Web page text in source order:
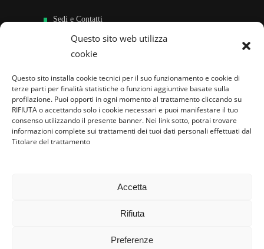
Questo sito web utilizza
cookie
Questo sito installa cookie tecnici per il suo funzionamento e cookie di
terze parti per finalità statistiche o funzioni aggiuntive basate sulla
profilazione. Puoi opporti in ogni momento al trattamento cliccando su
RIFIUTA o accettando solo i cookie necessari e puoi manifestare il tuo
consenso utilizzando il presente banner. Nei link sotto, potrai trovare
informazioni complete sui trattamenti dei tuoi dati personali effettuati dal
Titolare del trattamento
Accetta
Rifiuta
Preferenze
Sedi e Contatti
Sostieni
Famiglie per l’accoglienza nel mondo